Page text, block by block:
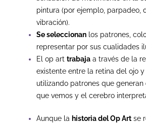
pintura (por ejemplo, parpadeo,
vibración).
Se seleccionan los patrones,
representar por sus cualidades
El op art trabaja a través de la
existente entre la retina del ojo
utilizando patrones que
que vemos y el cerebro
Aunque la historia del Op Artse